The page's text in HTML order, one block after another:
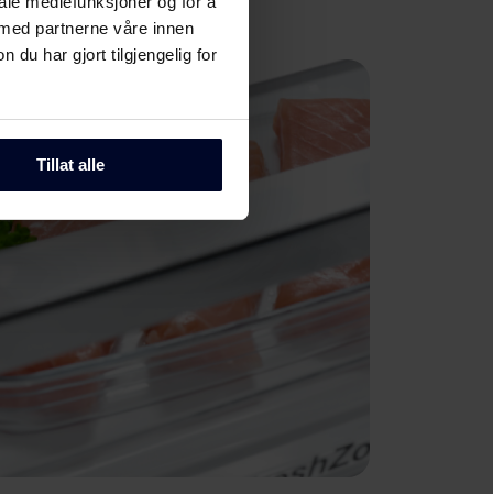
partnerne våre innen
du har gjort tilgjengelig for
Tillat alle